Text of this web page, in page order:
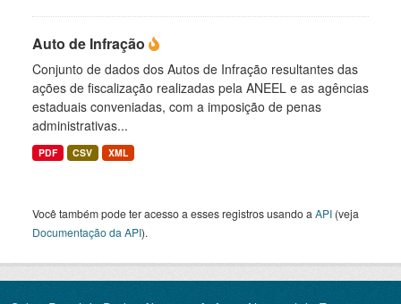
Auto de Infração
Conjunto de dados dos Autos de Infração resultantes das
ações de fiscalização realizadas pela ANEEL e as agências
estaduais conveniadas, com a imposição de penas
administrativas...
PDF CSV XML
Você também pode ter acesso a esses registros usando a API (veja
Documentação da API).